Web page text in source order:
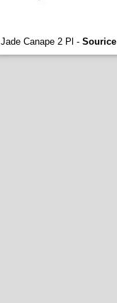
Jade Canape 2 Pl - Sourice